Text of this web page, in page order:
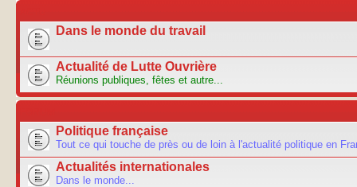
Dans le monde du travail
Actualité de Lutte Ouvrière
Réunions publiques, fêtes et autre...
Politique française
Tout ce qui touche de près ou de loin à l'actualité politique en
Actualités internationales
Dans le monde...